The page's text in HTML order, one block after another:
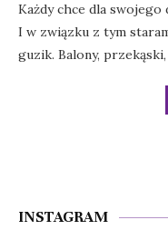
Każdy chce dla
I w związku z tym
guzik. Balony,
INSTAGRAM